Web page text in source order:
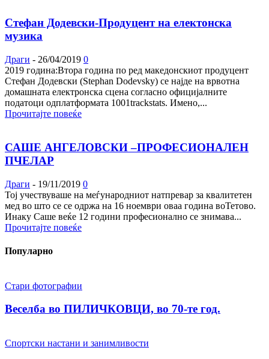
Стефан Додевски-Продуцент на електонска
музика
Драги - 26/04/2019 0
2019 година:Втора година по ред македонскиот продуцент
Стефан Додевски (Stephan Dodevsky) се најде на врвотна
домашната електронска сцена согласно официјалните
податоци одплатформата 1001trackstats. Имено,...
Прочитајте повеќе
САШЕ АНГЕЛОВСКИ –ПРОФЕСИОНАЛЕН
ПЧЕЛАР
Драги - 19/11/2019 0
Тој учествуваше на меѓународниот натпревар за квалитетен
мед во што се се одржа на 16 ноември оваа година воТетово.
Инаку Саше веќе 12 години професионално се знимава...
Прочитајте повеќе
Популарно
Стари фотографии
Веселба во ПИЛИЧКОВЦИ, во 70-те год.
Спортски настани и занимливости